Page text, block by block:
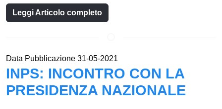
Leggi Articolo completo
Data Pubblicazione 31-05-2021
INPS: INCONTRO CON LA
PRESIDENZA NAZIONALE